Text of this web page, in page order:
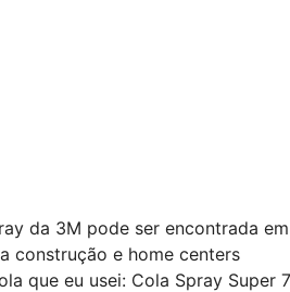
da 3M pode ser encontrada
construção e home centers
que eu usei: Cola Spray Super